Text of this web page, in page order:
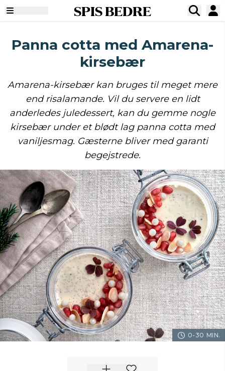
SPIS BEDRE
Panna cotta med Amarena-
kirsebær
Amarena-kirsebær kan bruges til meget mere
end risalamande. Vil du servere en lidt
anderledes juledessert, kan du gemme nogle
kirsebær under et blødt lag panna cotta med
vaniljesmag. Gæsterne bliver med garanti
begejstrede.
0-30 MIN.